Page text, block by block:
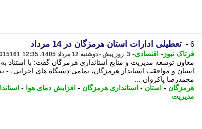
6 - تعطیلی ادارات استان هرمزگان در 14 مرداد
فرتاک نیوز - اقتصادی- 3 روز پیش - دوشنبه 12 مرداد 1405، 12:35
معاون توسعه مدیریت و منابع استانداری هرمزگان گفت: با استناد
استان و موافقت استاندار هرمزگان، تمامی دستگاه های اجرایی، -
محمدرضا پاکروان ...
هرمزگان - استان - استانداری هرمزگان - افزایش دمای هوا -
مدیریت